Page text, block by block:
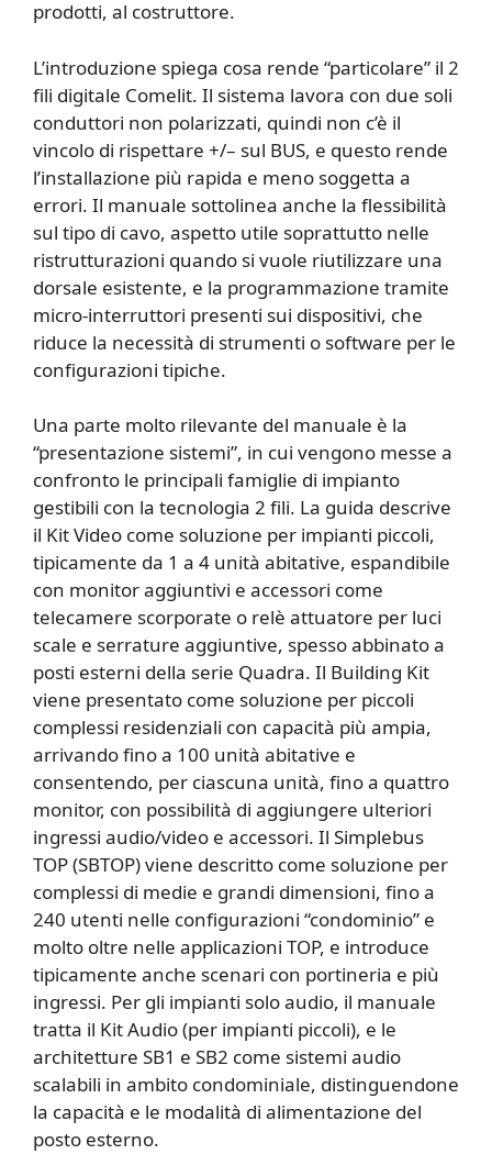
prodotti, al costruttore.
L’introduzione spiega cosa rende “particolare” il 2
fili digitale Comelit. Il sistema lavora con due soli
conduttori non polarizzati, quindi non c’è il
vincolo di rispettare +/– sul BUS, e questo rende
l’installazione più rapida e meno soggetta a
errori. Il manuale sottolinea anche la flessibilità
sul tipo di cavo, aspetto utile soprattutto nelle
ristrutturazioni quando si vuole riutilizzare una
dorsale esistente, e la programmazione tramite
micro-interruttori presenti sui dispositivi, che
riduce la necessità di strumenti o software per le
configurazioni tipiche.
Una parte molto rilevante del manuale è la
“presentazione sistemi”, in cui vengono messe a
confronto le principali famiglie di impianto
gestibili con la tecnologia 2 fili. La guida descrive
il Kit Video come soluzione per impianti piccoli,
tipicamente da 1 a 4 unità abitative, espandibile
con monitor aggiuntivi e accessori come
telecamere scorporate o relè attuatore per luci
scale e serrature aggiuntive, spesso abbinato a
posti esterni della serie Quadra. Il Building Kit
viene presentato come soluzione per piccoli
complessi residenziali con capacità più ampia,
arrivando fino a 100 unità abitative e
consentendo, per ciascuna unità, fino a quattro
monitor, con possibilità di aggiungere ulteriori
ingressi audio/video e accessori. Il Simplebus
TOP (SBTOP) viene descritto come soluzione per
complessi di medie e grandi dimensioni, fino a
240 utenti nelle configurazioni “condominio” e
molto oltre nelle applicazioni TOP, e introduce
tipicamente anche scenari con portineria e più
ingressi. Per gli impianti solo audio, il manuale
tratta il Kit Audio (per impianti piccoli), e le
architetture SB1 e SB2 come sistemi audio
scalabili in ambito condominiale, distinguendone
la capacità e le modalità di alimentazione del
posto esterno.